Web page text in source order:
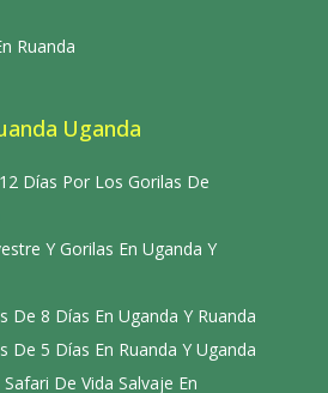
Ruanda
Uganda
Días Por Los Gorilas De
Y Gorilas En Uganda Y
De 8 Días En Uganda Y Ruanda
De 5 Días En Ruanda Y Uganda
De Vida Salvaje En